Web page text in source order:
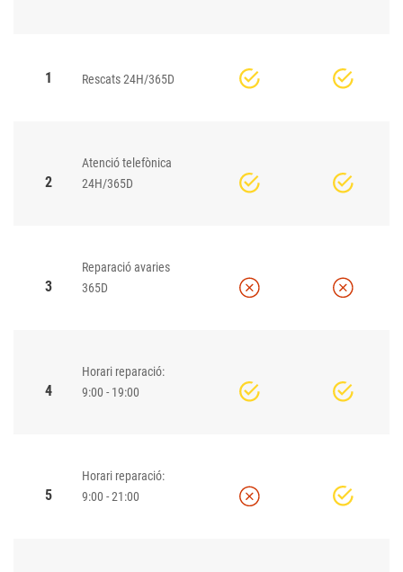
1 Rescats 24H/365D
2
Atenció telefònica
24H/365D
3
Reparació avaries
365D
4
Horari reparació:
9:00 - 19:00
5
Horari reparació:
9:00 - 21:00